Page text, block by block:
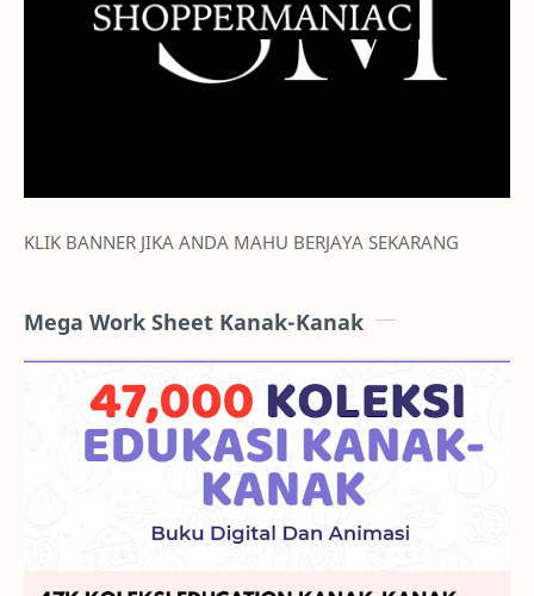
KLIK BANNER JIKA ANDA MAHU BERJAYA SEKARANG
Mega Work Sheet Kanak-Kanak